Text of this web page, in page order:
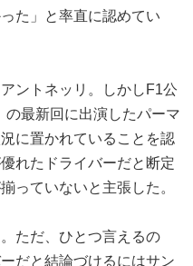
た」と率直に認めてい
ントネッリ。しかしF1公
最新回に出演したパーマ
に置かれていることを認
れたドライバーだと断定
っていないと主張した。
ただ、ひとつ言えるの
だと結論づけるにはサン